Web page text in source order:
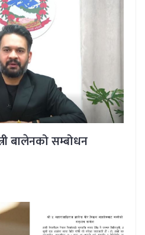
बालेनको सम्बोधन